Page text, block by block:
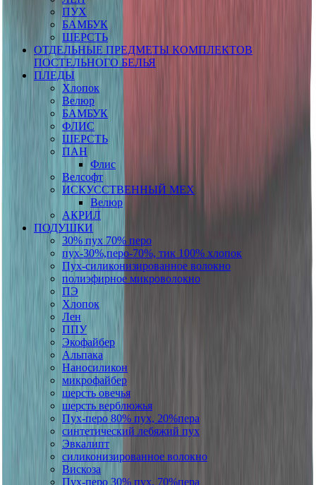
ПУХ
БАМБУК
ШЕРСТЬ
ОТДЕЛЬНЫЕ ПРЕДМЕТЫ КОМПЛЕКТОВ
ПОСТЕЛЬНОГО БЕЛЬЯ
ПЛЕДЫ
Хлопок
Велюр
БАМБУК
ФЛИС
ШЕРСТЬ
ПАН
Флис
Велсофт
ИСКУССТВЕННЫЙ МЕХ
Велюр
АКРИЛ
ПОДУШКИ
30% пух 70% перо
пух-30%,перо-70%, тик 100% хлопок
Пух-силиконизированное волокно
полиэфирное микроволокно
ПЭ
Хлопок
Лен
ППУ
Экофайбер
Альпака
Наносиликон
микрофайбер
шерсть овечья
шерсть верблюжья
Пух-перо 80% пух, 20%пера
синтетический лебяжий пух
Эвкалипт
силиконизированное волокно
Вискоза
Пух-перо 30% пух, 70%пера